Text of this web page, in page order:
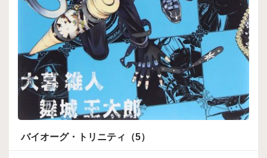
バイオーグ・トリニティ（5）